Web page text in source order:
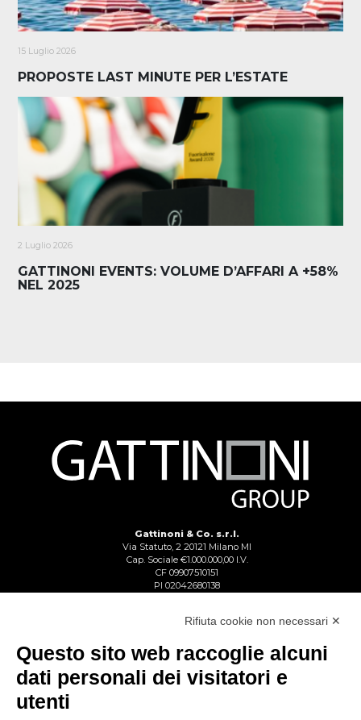
15 Luglio 2026
PROPOSTE LAST MINUTE PER L’ESTATE
2 Luglio 2026
GATTINONI EVENTS: VOLUME D’AFFARI A +58%
NEL 2025
Gattinoni & Co. s.r.l.
Via Statuto, 2 20121 Milano MI
Cap. Sociale €1.000.000,00 I.V.
CF 09907510151
PI 02042680138
Rifiuta cookie non necessari ✕
Questo sito web raccoglie alcuni
dati personali dei visitatori e
utenti